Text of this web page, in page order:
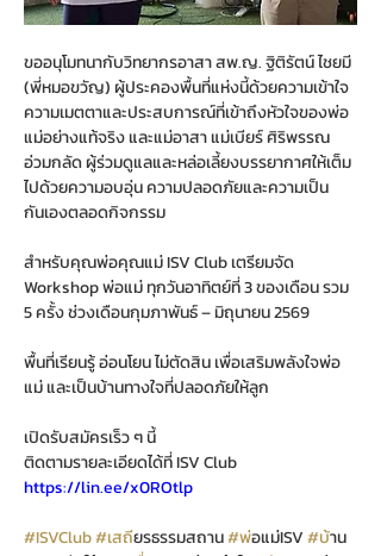
ขออนุโมทนากับวิทยากรอาสา สพ.ญ. ฐิติรัตน์ ไชยมี
(พี่หมอขวัญ) ผู้ประคองพื้นที่แห่งนี้ด้วยความเข้าใจ
ความเมตตาและประสบการณ์ที่เข้าถึงหัวใจของพ่อ
แม่อย่างแท้จริง และแม่อาสา แม่เบียร์ ศิริพรรณ
อ่วมกลัด ผู้ร่วมดูแลและหล่อเลี้ยงบรรยากาศให้เต็ม
ไปด้วยความอบอุ่น ความปลอดภัยและความเป็น
กันเองตลอดกิจกรรม
สำหรับคุณพ่อคุณแม่ ISV Club เตรียมจัด
Workshop พ่อแม่ ทุกวันอาทิตย์ที่ 3 ของเดือน รวม
5 ครั้ง ช่วงเดือนกุมภาพันธ์ – มิถุนายน 2569
พื้นที่เรียนรู้ อ่อนโยน ไม่ตัดสิน เพื่อเสริมพลังใจพ่อ
แม่ และเป็นบ้านทางใจที่ปลอดภัยให้ลูก
เปิดรับสมัครเร็ว ๆ นี้
ติดตามรายละเอียดได้ที่ ISV Club
https://lin.ee/x0ROtlp
#ISVClub#เสถียรธรรมสถาน #พ่อแม่ISV #บ้าน